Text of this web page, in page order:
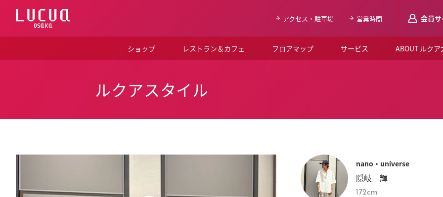
ス
アクセス・駐車場 営業時間 会員
ショップ レストラン＆カフェ フロアマップ サービス ABOUT ルクア
SNSアカウント一覧
LUCUAブライダルクラブ
ルクアスタイル
nano・universe
隠岐 輝
172cm